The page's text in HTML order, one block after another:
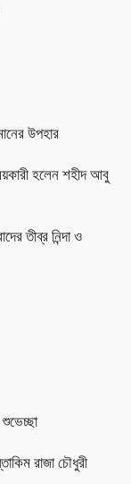
উপহার
হলেন শহীদ আবু
তীব্র নিন্দা ও
রাজা চৌধুরী